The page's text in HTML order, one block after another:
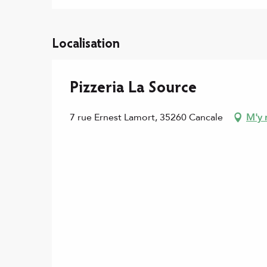
Localisation
Pizzeria La Source
7 rue Ernest Lamort, 35260 Cancale M'y